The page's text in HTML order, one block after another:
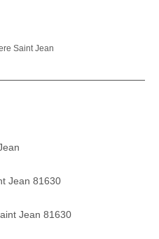
Saint Jean
Jean 81630
Jean 81630